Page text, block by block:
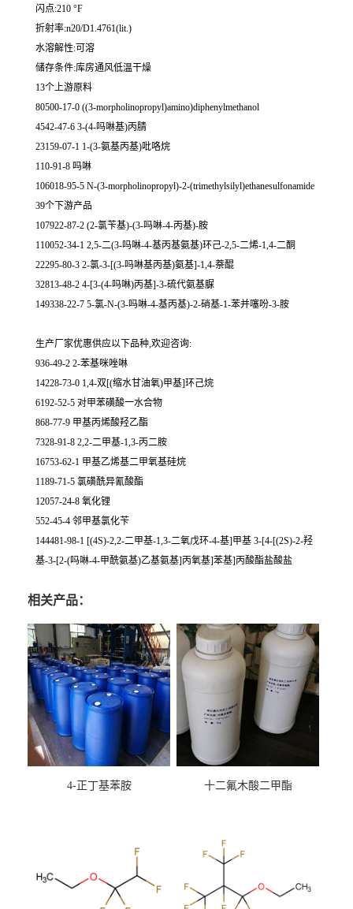
闪点:210 °F
折射率:n20/D1.4761(lit.)
水溶解性:可溶
储存条件:库房通风低温干燥
13个上游原料
80500-17-0 ((3-morpholinopropyl)amino)diphenylmethanol
4542-47-6 3-(4-吗啉基)丙腈
23159-07-1 1-(3-氨基丙基)吡咯烷
110-91-8 吗啉
106018-95-5 N-(3-morpholinopropyl)-2-(trimethylsilyl)ethanesulfonamide
39个下游产品
107922-87-2 (2-氯苄基)-(3-吗啉-4-丙基)-胺
110052-34-1 2,5-二(3-吗啉-4-基丙基氨基)环己-2,5-二烯-1,4-二酮
22295-80-3 2-氯-3-[(3-吗啉基丙基)氨基]-1,4-萘醌
32813-48-2 4-[3-(4-吗啉)丙基]-3-硫代氨基脲
149338-22-7 5-氯-N-(3-吗啉-4-基丙基)-2-硝基-1-苯并噻吩-3-胺
生产厂家优惠供应以下品种,欢迎咨询:
936-49-2 2-苯基咪唑啉
14228-73-0 1,4-双[(缩水甘油氧)甲基]环己烷
6192-52-5 对甲苯磺酸一水合物
868-77-9 甲基丙烯酸羟乙酯
7328-91-8 2,2-二甲基-1,3-丙二胺
16753-62-1 甲基乙烯基二甲氧基硅烷
1189-71-5 氯磺酰异氰酸酯
12057-24-8 氧化锂
552-45-4 邻甲基氯化苄
144481-98-1 [(4S)-2,2-二甲基-1,3-二氧戊环-4-基]甲基 3-[4-[(2S)-2-羟
基-3-[2-(吗啉-4-甲酰氨基)乙基氨基]丙氧基]苯基]丙酸酯盐酸盐
相关产品：
4-正丁基苯胺 十二氟木酸二甲酯